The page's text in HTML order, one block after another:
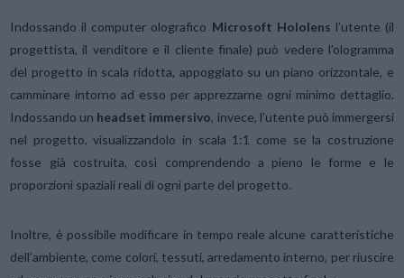
Indossando il computer olografico Microsoft Hololens l’utente (il
progettista, il venditore e il cliente finale) può vedere l’ologramma
del progetto in scala ridotta, appoggiato su un piano orizzontale, e
camminare intorno ad esso per apprezzarne ogni minimo dettaglio.
Indossando un headset immersivo, invece, l’utente può immergersi
nel progetto, visualizzandolo in scala 1:1 come se la costruzione
fosse già costruita, così comprendendo a pieno le forme e le
proporzioni spaziali reali di ogni parte del progetto.
Inoltre, è possibile modificare in tempo reale alcune caratteristiche
dell’ambiente, come colori, tessuti, arredamento interno, per riuscire